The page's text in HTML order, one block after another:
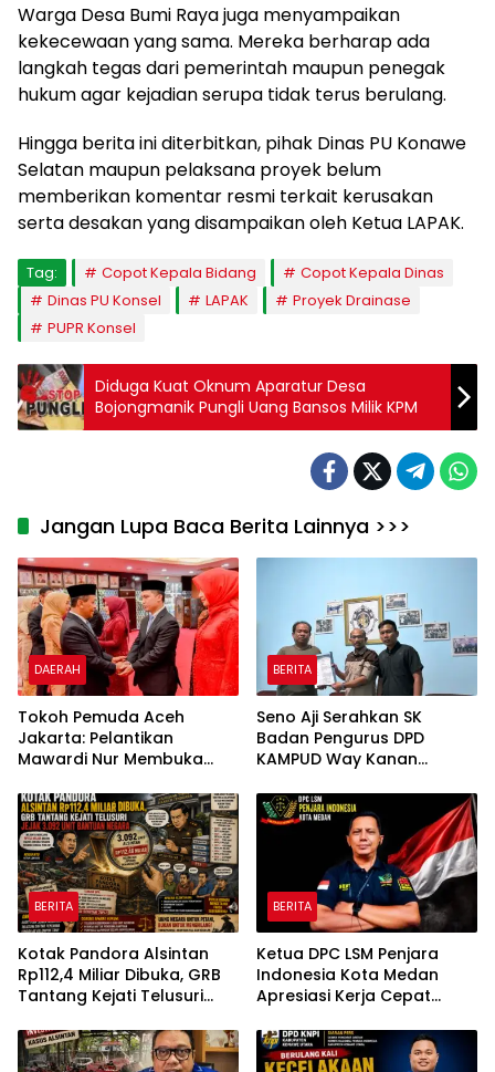
Warga Desa Bumi Raya juga menyampaikan
kekecewaan yang sama. Mereka berharap ada
langkah tegas dari pemerintah maupun penegak
hukum agar kejadian serupa tidak terus berulang.
Hingga berita ini diterbitkan, pihak Dinas PU Konawe
Selatan maupun pelaksana proyek belum
memberikan komentar resmi terkait kerusakan
serta desakan yang disampaikan oleh Ketua LAPAK.
Tag: Copot Kepala Bidang
Copot Kepala Dinas
Dinas PU Konsel
LAPAK
Proyek Drainase
PUPR Konsel
Diduga Kuat Oknum Aparatur Desa
Bojongmanik Pungli Uang Bansos Milik KPM
Jangan Lupa Baca Berita Lainnya >>>
DAERAH
Tokoh Pemuda Aceh
Jakarta: Pelantikan
Mawardi Nur Membuka
Kemajuan Migas Aceh
BERITA
Seno Aji Serahkan SK
Badan Pengurus DPD
KAMPUD Way Kanan
BERITA
Kotak Pandora Alsintan
Rp112,4 Miliar Dibuka, GRB
Tantang Kejati Telusuri
Negara
BERITA
Ketua DPC LSM Penjara
Indonesia Kota Medan
Apresiasi Kerja Cepat
Ungkap Kasus Dugaan
Pemerasan